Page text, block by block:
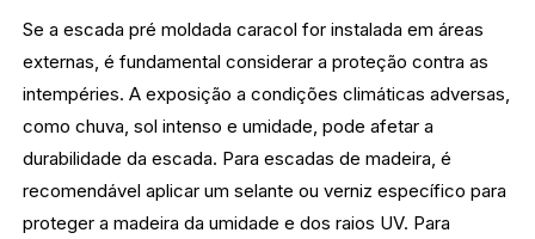
Se a escada pré moldada caracol for instalada em áreas
externas, é fundamental considerar a proteção contra as
intempéries. A exposição a condições climáticas adversas,
como chuva, sol intenso e umidade, pode afetar a
durabilidade da escada. Para escadas de madeira, é
recomendável aplicar um selante ou verniz específico para
proteger a madeira da umidade e dos raios UV. Para